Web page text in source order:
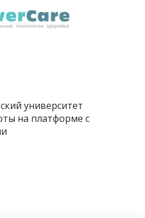
университет
на платформе с